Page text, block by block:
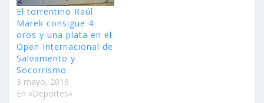
El torrentino Raúl
Marek consigue 4
oros y una plata en el
Open Internacional de
Salvamento y
Socorrismo
3 mayo, 2016
En «Deportes»